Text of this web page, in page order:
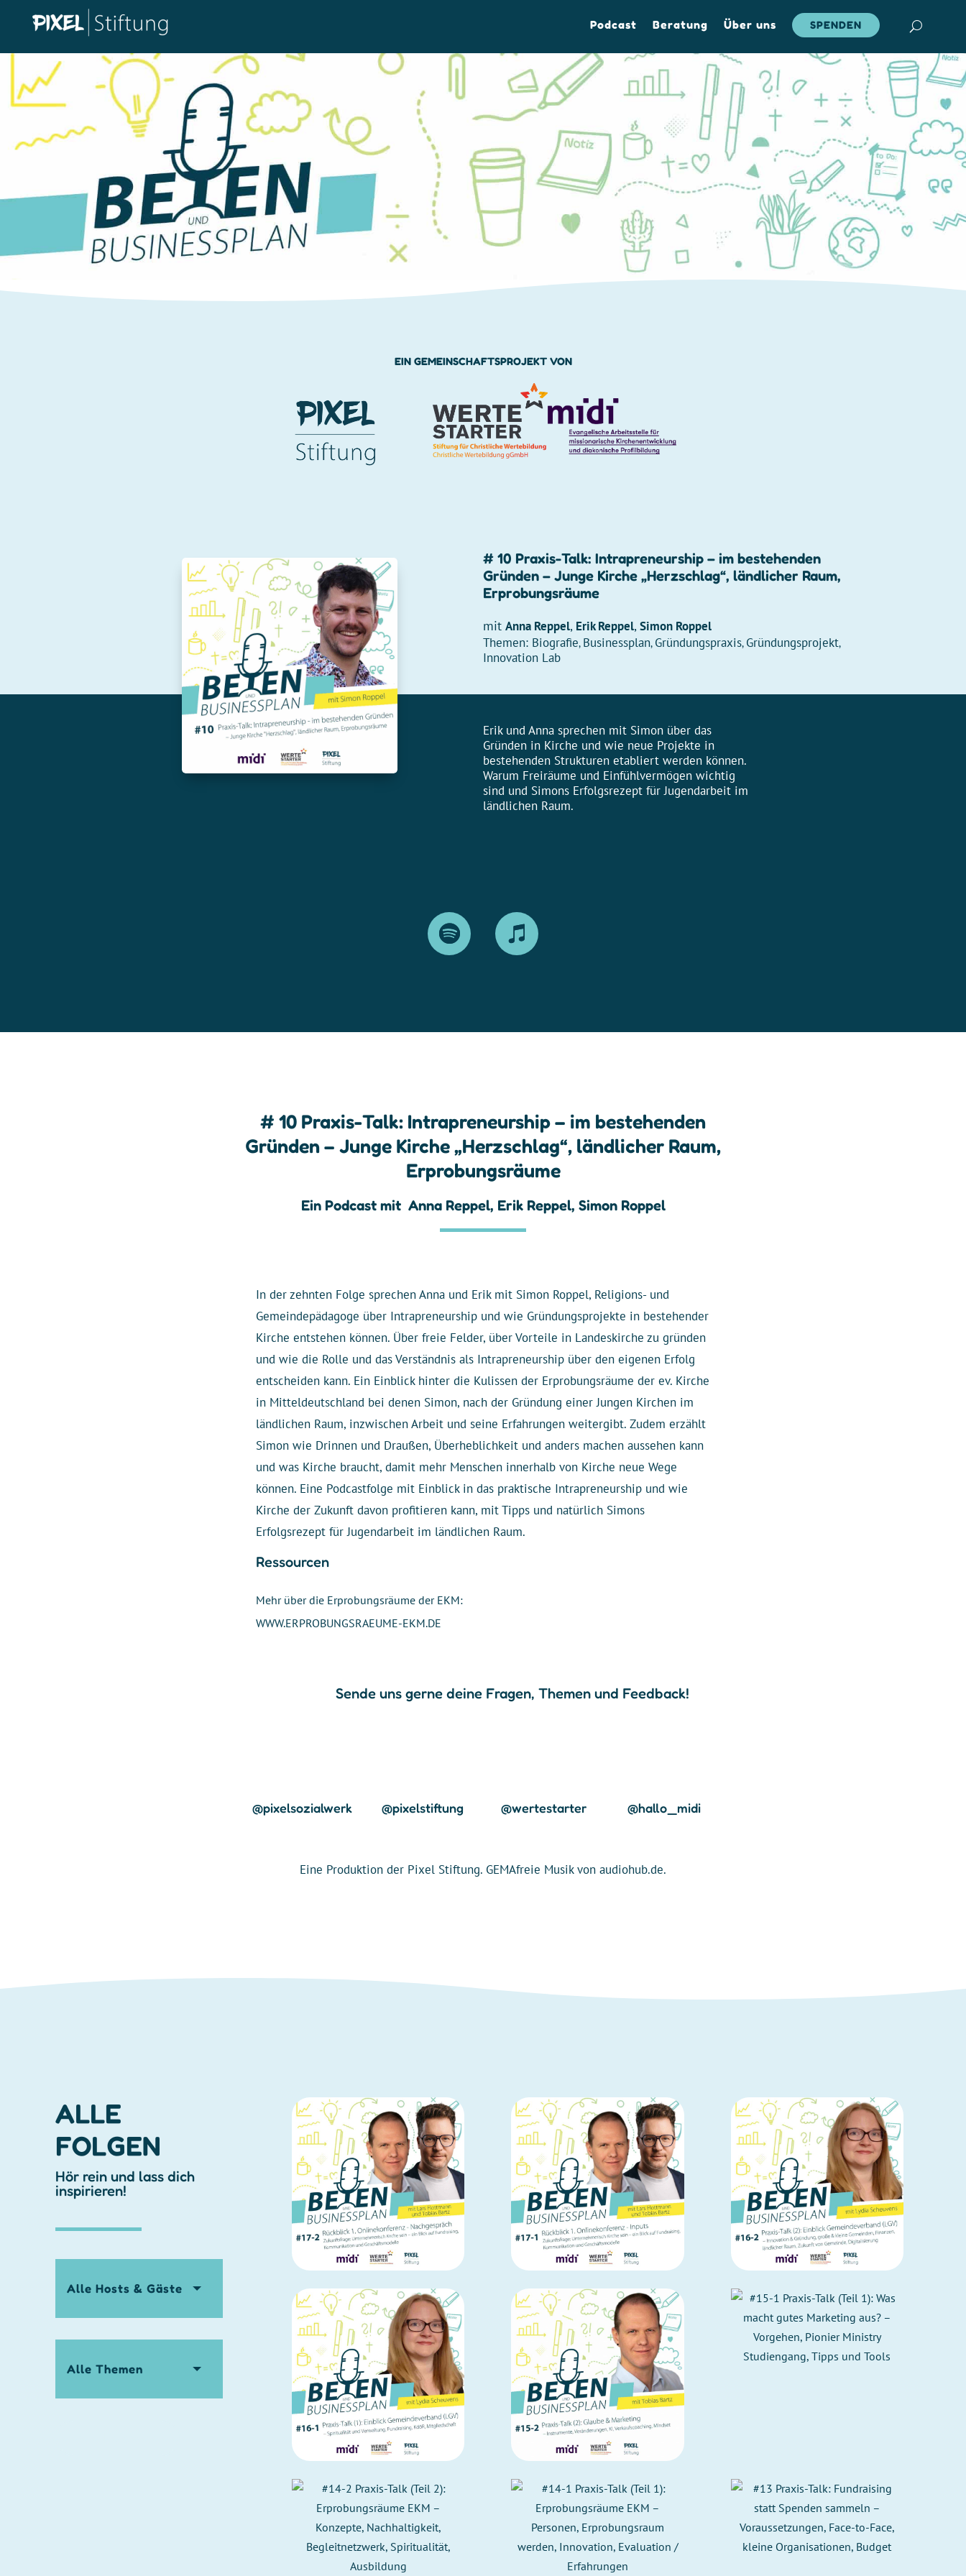
Podcast Beratung Über uns SPENDEN
EIN GEMEINSCHAFTSPROJEKT VON
# 10 Praxis-Talk: Intrapreneurship – im bestehenden
Gründen – Junge Kirche „Herzschlag“, ländlicher Raum,
Erprobungsräume
mit Anna Reppel, Erik Reppel,Simon Roppel
Themen: Biografie, Businessplan, Gründungspraxis, Gründungsprojekt,
Innovation Lab
Erik und Anna sprechen mit Simon über das
Gründen in Kirche und wie neue Projekte in
bestehenden Strukturen etabliert werden können.
Warum Freiräume und Einfühlvermögen wichtig
sind und Simons Erfolgsrezept für Jugendarbeit im
ländlichen Raum.
# 10 Praxis-Talk: Intrapreneurship – im bestehenden
Gründen – Junge Kirche „Herzschlag“, ländlicher Raum,
Erprobungsräume
Ein Podcast mit Anna Reppel, Erik Reppel, Simon Roppel
In der zehnten Folge sprechen Anna und Erik mit Simon Roppel, Religions- und
Gemeindepädagoge über Intrapreneurship und wie Gründungsprojekte in bestehender
Kirche entstehen können. Über freie Felder, über Vorteile in Landeskirche zu gründen
und wie die Rolle und das Verständnis als Intrapreneurship über den eigenen Erfolg
entscheiden kann. Ein Einblick hinter die Kulissen der Erprobungsräume der ev. Kirche
in Mitteldeutschland bei denen Simon, nach der Gründung einer Jungen Kirchen im
ländlichen Raum, inzwischen Arbeit und seine Erfahrungen weitergibt. Zudem erzählt
Simon wie Drinnen und Draußen, Überheblichkeit und anders machen aussehen kann
und was Kirche braucht, damit mehr Menschen innerhalb von Kirche neue Wege
können. Eine Podcastfolge mit Einblick in das praktische Intrapreneurship und wie
Kirche der Zukunft davon profitieren kann, mit Tipps und natürlich Simons
Erfolgsrezept für Jugendarbeit im ländlichen Raum.
Ressourcen
Mehr über die Erprobungsräume der EKM:
WWW.ERPROBUNGSRAEUME-EKM.DE
Sende uns gerne deine Fragen, Themen und Feedback!
@pixelsozialwerk @pixelstiftung @wertestarter @hallo_midi
Eine Produktion der Pixel Stiftung. GEMAfreie Musik von audiohub.de.
ALLE
FOLGEN
Hör rein und lass dich
inspirieren!